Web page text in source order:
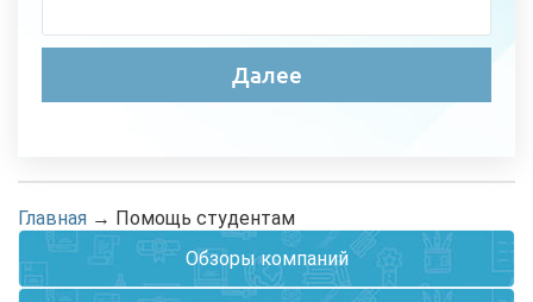
Главная → Помощь студентам
Обзоры компаний